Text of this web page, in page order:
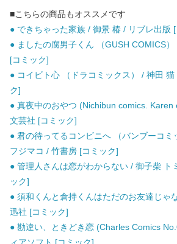
■こちらの商品もオススメです
● できちゃった家族 / 御景 椿 / リブレ出版
● ましたの腐男子くん （GUSH COMICS
[コミック]
● コイビト心 （ドラコミックス） / 神田
ク]
● 真夜中のおやつ (Nichibun comics. Karen
文芸社 [コミック]
● 君の待ってるコンビニへ （バンブーコ
フジマコ / 竹書房 [コミック]
● 管理人さんは恋がわからない / 御子柴 ト
ック]
● 須和くんと倉持くんはただのお友達じゃ
迅社 [コミック]
● 勘違い、ときどき恋 (Charles Comics